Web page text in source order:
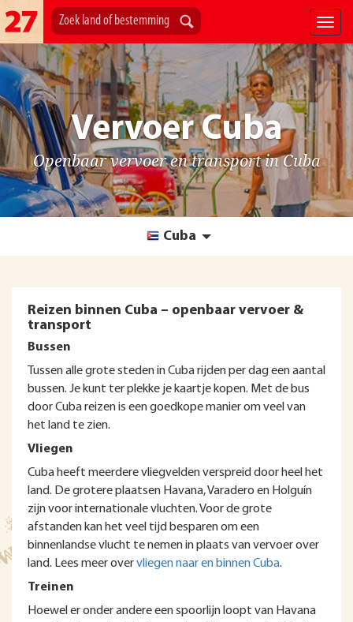
Vervoer Cuba
Openbaar vervoer en transport in Cuba
Cuba
Reizen binnen Cuba – openbaar vervoer &
transport
Bussen
Tussen alle grote steden in Cuba rijden per dag een aantal
bussen. Je kunt ter plekke je kaartje kopen. Met de bus
door Cuba reizen is een goedkope manier om veel van
het land te zien.
Vliegen
Cuba heeft meerdere vliegvelden verspreid door heel het
land. De grotere plaatsen Havana, Varadero en Holguín
zijn voor internationale vluchten. Voor de grote
afstanden kan het veel tijd besparen om een
binnenlandse vlucht te nemen in plaats van vervoer over
land. Lees meer overvliegen naar en binnen Cuba.
Treinen
Hoewel er onder andere een spoorlijn loopt van Havana